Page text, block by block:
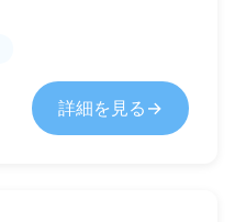
詳細を見る